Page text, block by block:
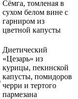
Сёмга, томленая в
сухом белом вине с
гарниром из
цветной капусты
Диетический
«Цезарь» из
курицы, пекинской
капусты, помидоров
черри и тертого
пармезана